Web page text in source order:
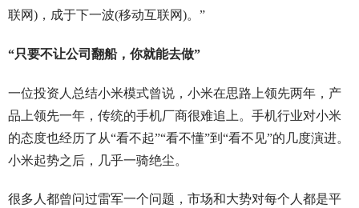
联网)，成于下一波(移动互联网)。”
“只要不让公司翻船，你就能去做”
一位投资人总结小米模式曾说，小米在思路上领先两年，产
品上领先一年，传统的手机厂商很难追上。手机行业对小米
的态度也经历了从“看不起”“看不懂”到“看不见”的几度演进。
小米起势之后，几乎一骑绝尘。
很多人都曾问过雷军一个问题，市场和大势对每个人都是平